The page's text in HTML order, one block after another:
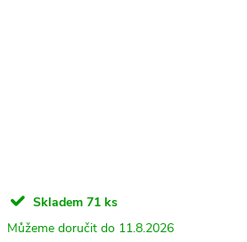
Skladem 71 ks
11.8.2026